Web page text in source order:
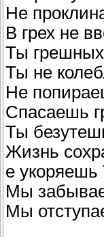
Не
В грех не
Ты
Ты не
Не
Спасаешь
Ты
Жизнь
е
Мы
Мы